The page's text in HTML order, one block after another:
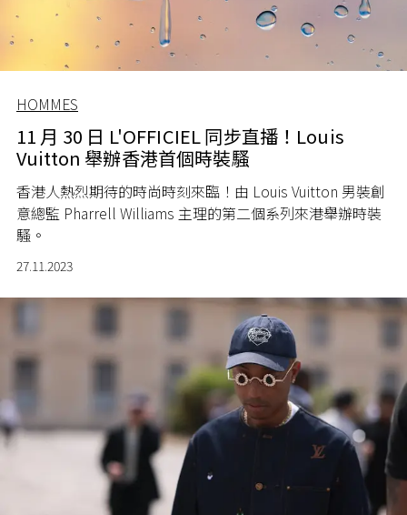
HOMMES
11 月 30 日 L'OFFICIEL 同步直播！Louis
Vuitton 舉辦香港首個時裝騷
香港人熱烈期待的時尚時刻來臨！由 Louis Vuitton 男裝創
意總監 Pharrell Williams 主理的第二個系列來港舉辦時裝
騷。
27.11.2023